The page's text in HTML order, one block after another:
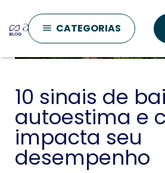
menu CATEGORIAS
10 sinais de
autoestima e
impacta seu
desempenho